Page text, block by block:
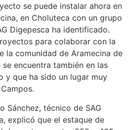
se puede instalar ahora en
en Choluteca con un grupo
Digepesca ha identificado.
para colaborar con la
la comunidad de Aramecina de
encuentra también en las
y que ha sido un lugar muy
Sánchez, técnico de SAG
explicó que el estaque de